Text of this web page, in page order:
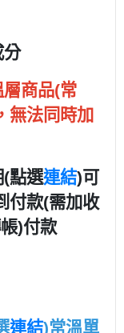
分
商品(常
無法同時加
點選連結)可
付款(需加收
)付款
連結)常溫單